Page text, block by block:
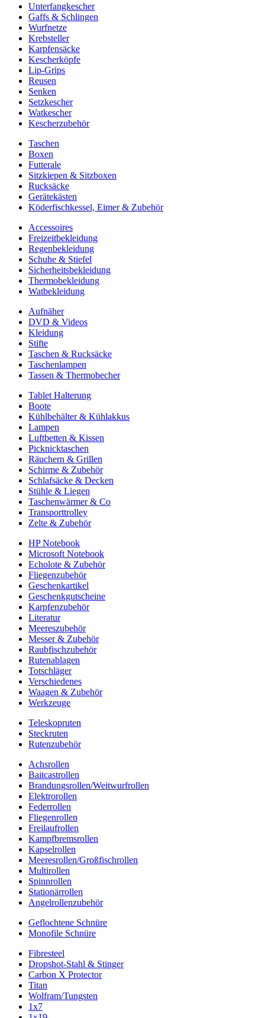
Unterfangkescher
Gaffs & Schlingen
Wurfnetze
Krebsteller
Karpfensäcke
Kescherköpfe
Lip-Grips
Reusen
Senken
Setzkescher
Watkescher
Kescherzubehör
Taschen
Boxen
Futterale
Sitzkiepen & Sitzboxen
Rucksäcke
Gerätekästen
Köderfischkessel, Eimer & Zubehör
Accessoires
Freizeitbekleidung
Regenbekleidung
Schuhe & Stiefel
Sicherheitsbekleidung
Thermobekleidung
Watbekleidung
Aufnäher
DVD & Videos
Kleidung
Stifte
Taschen & Rucksäcke
Taschenlampen
Tassen & Thermobecher
Tablet Halterung
Boote
Kühlbehälter & Kühlakkus
Lampen
Luftbetten & Kissen
Picknicktaschen
Räuchern & Grillen
Schirme & Zubehör
Schlafsäcke & Decken
Stühle & Liegen
Taschenwärmer & Co
Transporttrolley
Zelte & Zubehör
HP Notebook
Microsoft Notebook
Echolote & Zubehör
Fliegenzubehör
Geschenkartikel
Geschenkgutscheine
Karpfenzubehör
Literatur
Meereszubehör
Messer & Zubehör
Raubfischzubehör
Rutenablagen
Totschläger
Verschiedenes
Waagen & Zubehör
Werkzeuge
Teleskopruten
Steckruten
Rutenzubehör
Achsrollen
Baitcastrollen
Brandungsrollen/Weitwurfrollen
Elektrorollen
Federrollen
Fliegenrollen
Freilaufrollen
Kampfbremsrollen
Kapselrollen
Meeresrollen/Großfischrollen
Multirollen
Spinnrollen
Stationärrollen
Angelrollenzubehör
Geflochtene Schnüre
Monofile Schnüre
Fibresteel
Dropshot-Stahl & Stinger
Carbon X Protector
Titan
Wolfram/Tungsten
1x7